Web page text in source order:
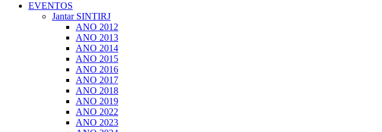
EVENTOS
Jantar SINTIRJ
ANO 2012
ANO 2013
ANO 2014
ANO 2015
ANO 2016
ANO 2017
ANO 2018
ANO 2019
ANO 2022
ANO 2023